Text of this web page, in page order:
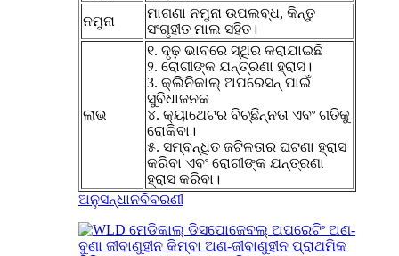
ନମୁନା
ମାଗଣା ନମୁନା ଉପଲବ୍ଧ, କିନ୍ତୁ
ସଂଗୃହୀତ ମାଲ ସହିତ।
ଲାଭ
୧. ଦୃଢ଼ ଭାବରେ ସ୍ଥିର କରାଯାଇଛି
୨. ରୋଗୀଙ୍କ ଯନ୍ତ୍ରଣା ହ୍ରାସ।
3. କ୍ଲିନିକାଲ୍ ଅପରେସନ୍ ପାଇଁ
ସୁବିଧାଜନକ
୪. କ୍ୟାଥେଟର ବିଚ୍ଛିନ୍ନତା ଏବଂ ଗତିକୁ
ରୋକିବା।
୫. ସମ୍ବନ୍ଧିତ ଜଟିଳତାର ଘଟଣା ହ୍ରାସ
କରିବା ଏବଂ ରୋଗୀଙ୍କ ଯନ୍ତ୍ରଣା
ହ୍ରାସ କରିବା।
ଅନୁସନ୍ଧାନବିବରଣୀ